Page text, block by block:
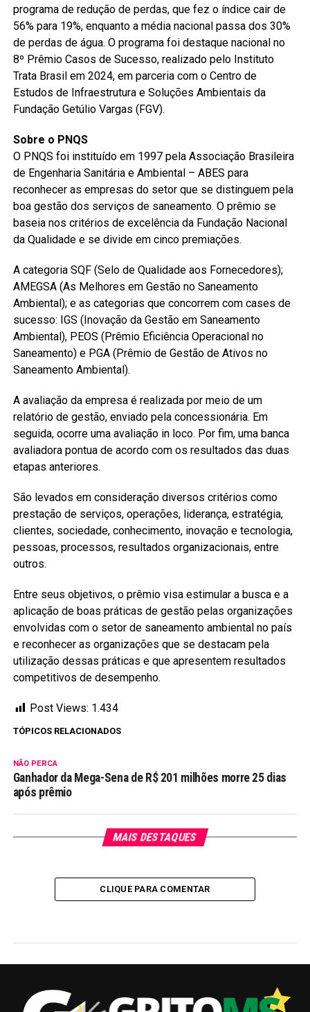
programa de redução de perdas, que fez o índice cair de
56% para 19%, enquanto a média nacional passa dos 30%
de perdas de água. O programa foi destaque nacional no
8º Prêmio Casos de Sucesso, realizado pelo Instituto
Trata Brasil em 2024, em parceria com o Centro de
Estudos de Infraestrutura e Soluções Ambientais da
Fundação Getúlio Vargas (FGV).
Sobre o PNQS
O PNQS foi instituído em 1997 pela Associação Brasileira
de Engenharia Sanitária e Ambiental – ABES para
reconhecer as empresas do setor que se distinguem pela
boa gestão dos serviços de saneamento. O prêmio se
baseia nos critérios de excelência da Fundação Nacional
da Qualidade e se divide em cinco premiações.
A categoria SQF (Selo de Qualidade aos Fornecedores);
AMEGSA (As Melhores em Gestão no Saneamento
Ambiental); e as categorias que concorrem com cases de
sucesso: IGS (Inovação da Gestão em Saneamento
Ambiental), PEOS (Prêmio Eficiência Operacional no
Saneamento) e PGA (Prêmio de Gestão de Ativos no
Saneamento Ambiental).
A avaliação da empresa é realizada por meio de um
relatório de gestão, enviado pela concessionária. Em
seguida, ocorre uma avaliação in loco. Por fim, uma banca
avaliadora pontua de acordo com os resultados das duas
etapas anteriores.
São levados em consideração diversos critérios como
prestação de serviços, operações, liderança, estratégia,
clientes, sociedade, conhecimento, inovação e tecnologia,
pessoas, processos, resultados organizacionais, entre
outros.
Entre seus objetivos, o prêmio visa estimular a busca e a
aplicação de boas práticas de gestão pelas organizações
envolvidas com o setor de saneamento ambiental no país
e reconhecer as organizações que se destacam pela
utilização dessas práticas e que apresentem resultados
competitivos de desempenho.
Post Views: 1.434
TÓPICOS RELACIONADOS
NÃO PERCA
Ganhador da Mega-Sena de R$ 201 milhões morre 25 dias
após prêmio
MAIS DESTAQUES
CLIQUE PARA COMENTAR